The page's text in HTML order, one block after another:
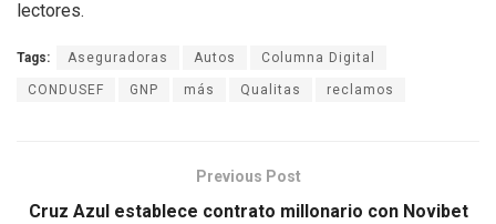
lectores.
Tags: Aseguradoras Autos Columna Digital
CONDUSEF GNP más Qualitas reclamos
Previous Post
Cruz Azul establece contrato millonario con Novibet